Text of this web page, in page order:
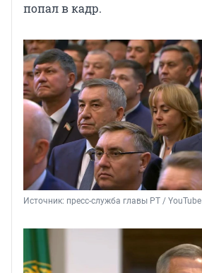
попал в кадр.
Источник: пресс-служба главы РТ / YouTube